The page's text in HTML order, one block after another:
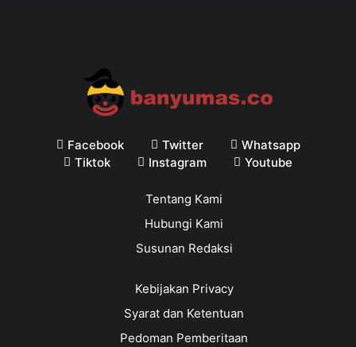
Facebook Twitter
Whatsapp
Tiktok
Instagram Youtube
Tentang Kami
Hubungi Kami
Susunan Redaksi
Kebijakan Privacy
Syarat dan Ketentuan
Pedoman Pemberitaan